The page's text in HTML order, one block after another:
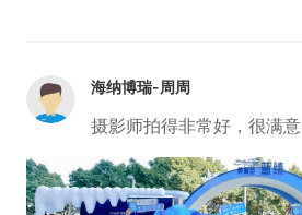
海纳博瑞-周周
摄影师拍得非常好，很满意